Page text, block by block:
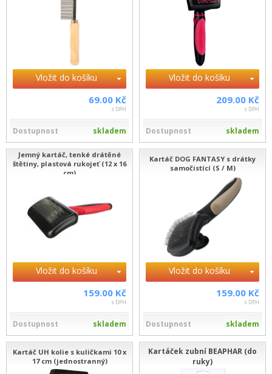
Vložit do košíku
69.00 Kč
s DPH
Dostupnost skladem
Vložit do košíku
209.00 Kč
s DPH
Dostupnost skladem
Jemný kartáč, tenké drátěné
štětiny, plastová rukojeť (12 x 16
cm)
Vložit do košíku
159.00 Kč
s DPH
Dostupnost skladem
Kartáč DOG FANTASY s drátky
samočistící (S / M)
Vložit do košíku
159.00 Kč
s DPH
Dostupnost skladem
Kartáč UH kolie s kuličkami 10 x
17 cm (jednostranný)
Kartáček zubní BEAPHAR (do
ruky)